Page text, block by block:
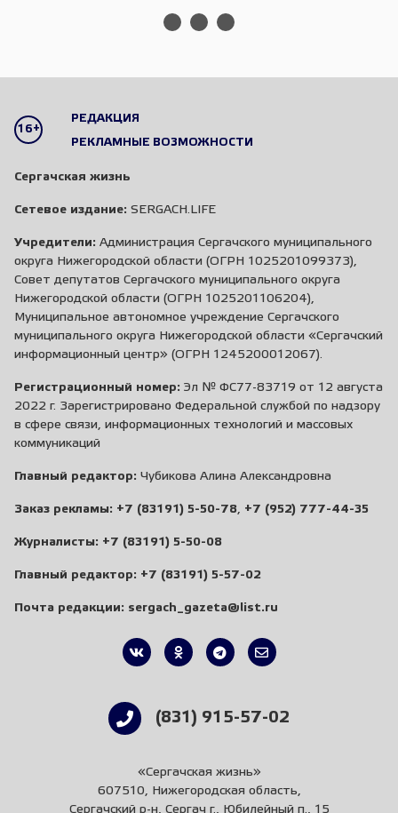
16+
РЕДАКЦИЯ
РЕКЛАМНЫЕ ВОЗМОЖНОСТИ
Сергачская жизнь
Сетевое издание: SERGACH.LIFE
Учредители: Администрация Сергачского муниципального
округа Нижегородской области (ОГРН 1025201099373),
Совет депутатов Сергачского муниципального округа
Нижегородской области (ОГРН 1025201106204),
Муниципальное автономное учреждение Сергачского
муниципального округа Нижегородской области «Сергачский
информационный центр» (ОГРН 1245200012067).
Регистрационный номер: Эл № ФС77-83719 от 12 августа
2022 г. Зарегистрировано Федеральной службой по надзору
в сфере связи, информационных технологий и массовых
коммуникаций
Главный редактор: Чубикова Алина Александровна
Заказ рекламы: +7 (83191) 5-50-78 +7 (952) 777-44-35
Журналисты: +7 (83191) 5-50-08
Главный редактор: +7 (83191) 5-57-02
Почта редакции: sergach_gazeta@list.ru
(831) 915-57-02
«Сергачская жизнь»
607510, Нижегородская область,
Сергачский р-н, Сергач г., Юбилейный п., 15